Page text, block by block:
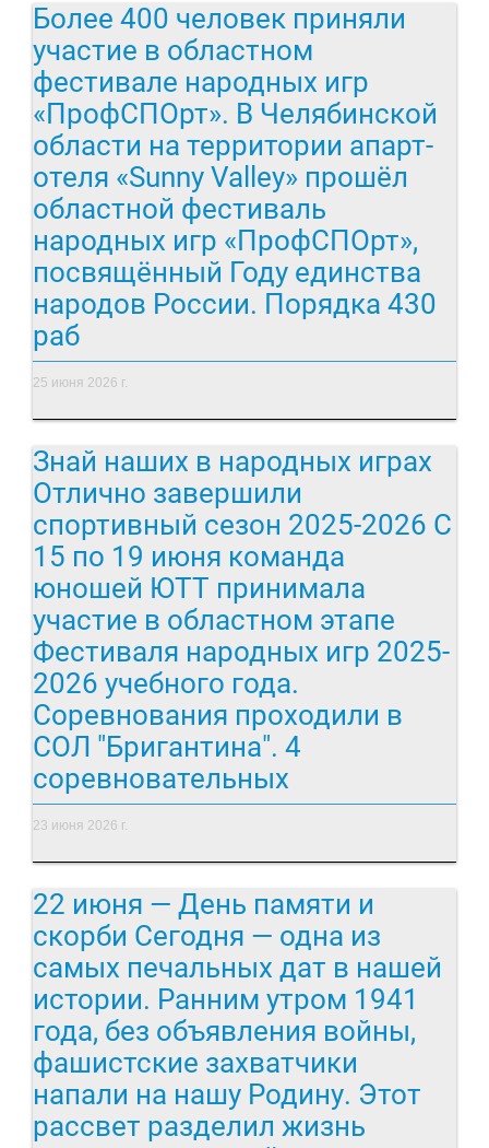
Более 400 человек приняли
участие в областном
фестивале народных игр
«ПрофСПОрт». В Челябинской
области на территории апарт-
отеля «Sunny Valley» прошёл
областной фестиваль
народных игр «ПрофСПОрт»,
посвящённый Году единства
народов России. Порядка 430
раб
25 июня 2026 г.
Знай наших в народных играх
Отлично завершили
спортивный сезон 2025-2026 С
15 по 19 июня команда
юношей ЮТТ принимала
участие в областном этапе
Фестиваля народных игр 2025-
2026 учебного года.
Соревнования проходили в
СОЛ "Бригантина". 4
соревновательных
23 июня 2026 г.
22 июня — День памяти и
скорби Сегодня — одна из
самых печальных дат в нашей
истории. Ранним утром 1941
года, без объявления войны,
фашистские захватчики
напали на нашу Родину. Этот
рассвет разделил жизнь